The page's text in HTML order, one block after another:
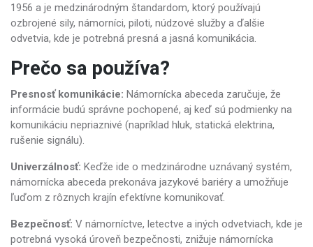
1956 a je medzinárodným štandardom, ktorý používajú
ozbrojené sily, námorníci, piloti, núdzové služby a ďalšie
odvetvia, kde je potrebná presná a jasná komunikácia.
Prečo sa používa?
Presnosť komunikácie: Námornícka abeceda zaručuje, že
informácie budú správne pochopené, aj keď sú podmienky na
komunikáciu nepriaznivé (napríklad hluk, statická elektrina,
rušenie signálu).
Univerzálnosť: Keďže ide o medzinárodne uznávaný systém,
námornícka abeceda prekonáva jazykové bariéry a umožňuje
ľuďom z rôznych krajín efektívne komunikovať.
Bezpečnosť: V námorníctve, letectve a iných odvetviach, kde je
potrebná vysoká úroveň bezpečnosti, znižuje námornícka